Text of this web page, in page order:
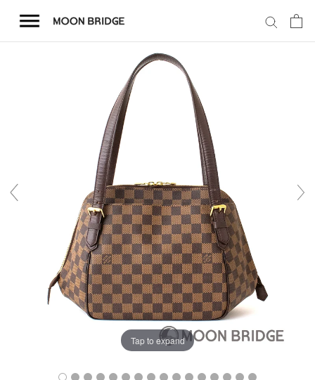
テ
会社概要
店舗案内
買取価格例一覧
Tap to expand